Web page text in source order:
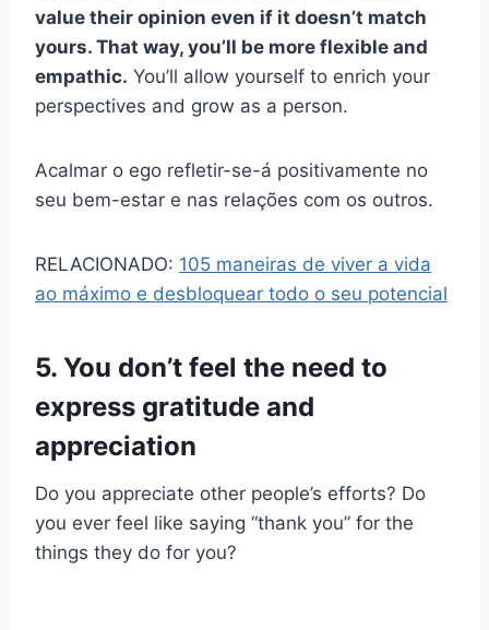
value their opinion even if it doesn’t match
yours. That way, you’ll be more flexible and
empathic. You’ll allow yourself to enrich your
perspectives and grow as a person.
Acalmar o ego refletir-se-á positivamente no
seu bem-estar e nas relações com os outros.
RELACIONADO: 105 maneiras de viver a vida
ao máximo e desbloquear todo o seu potencial
5. You don’t feel the need to
express gratitude and
appreciation
Do you appreciate other people’s efforts? Do
you ever feel like saying “thank you” for the
things they do for you?